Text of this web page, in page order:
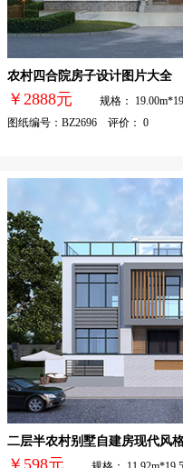
农村四合院房子设计图片大全
￥2888元
规格：
图纸编号：BZ2696 评价： 0
二层半农村别墅自建房现代风
￥598元